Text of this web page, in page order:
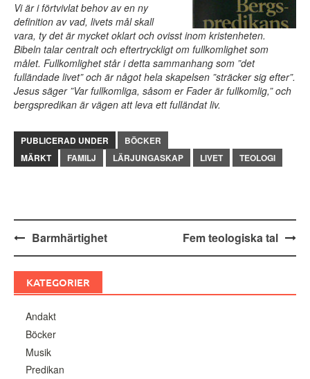
Vi är i förtvivlat behov av en ny
definition av vad, livets mål skall
vara, ty det är mycket oklart och ovisst inom kristenheten.
Bibeln talar centralt och eftertryckligt om fullkomlighet som
målet. Fullkomlighet står i detta sammanhang som ”det
fulländade livet” och är något hela skapelsen ”sträcker sig efter”.
Jesus säger ”Var fullkomliga, såsom er Fader är fullkomlig,” och
bergspredikan är vägen att leva ett fulländat liv.
PUBLICERAD UNDER
BÖCKER
MÄRKT
FAMILJ LÄRJUNGASKAP LIVET TEOLOGI
Inläggsnavigering
Barmhärtighet Fem teologiska tal
KATEGORIER
Andakt
Böcker
Musik
Predikan